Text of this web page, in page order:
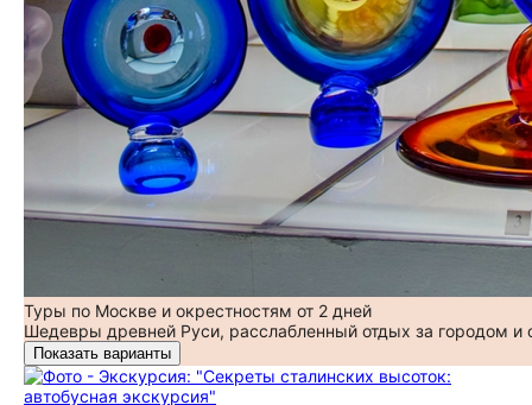
Туры по Москве и окрестностям от 2 дней
Шедевры древней Руси, расслабленный отдых за городом
Показать варианты